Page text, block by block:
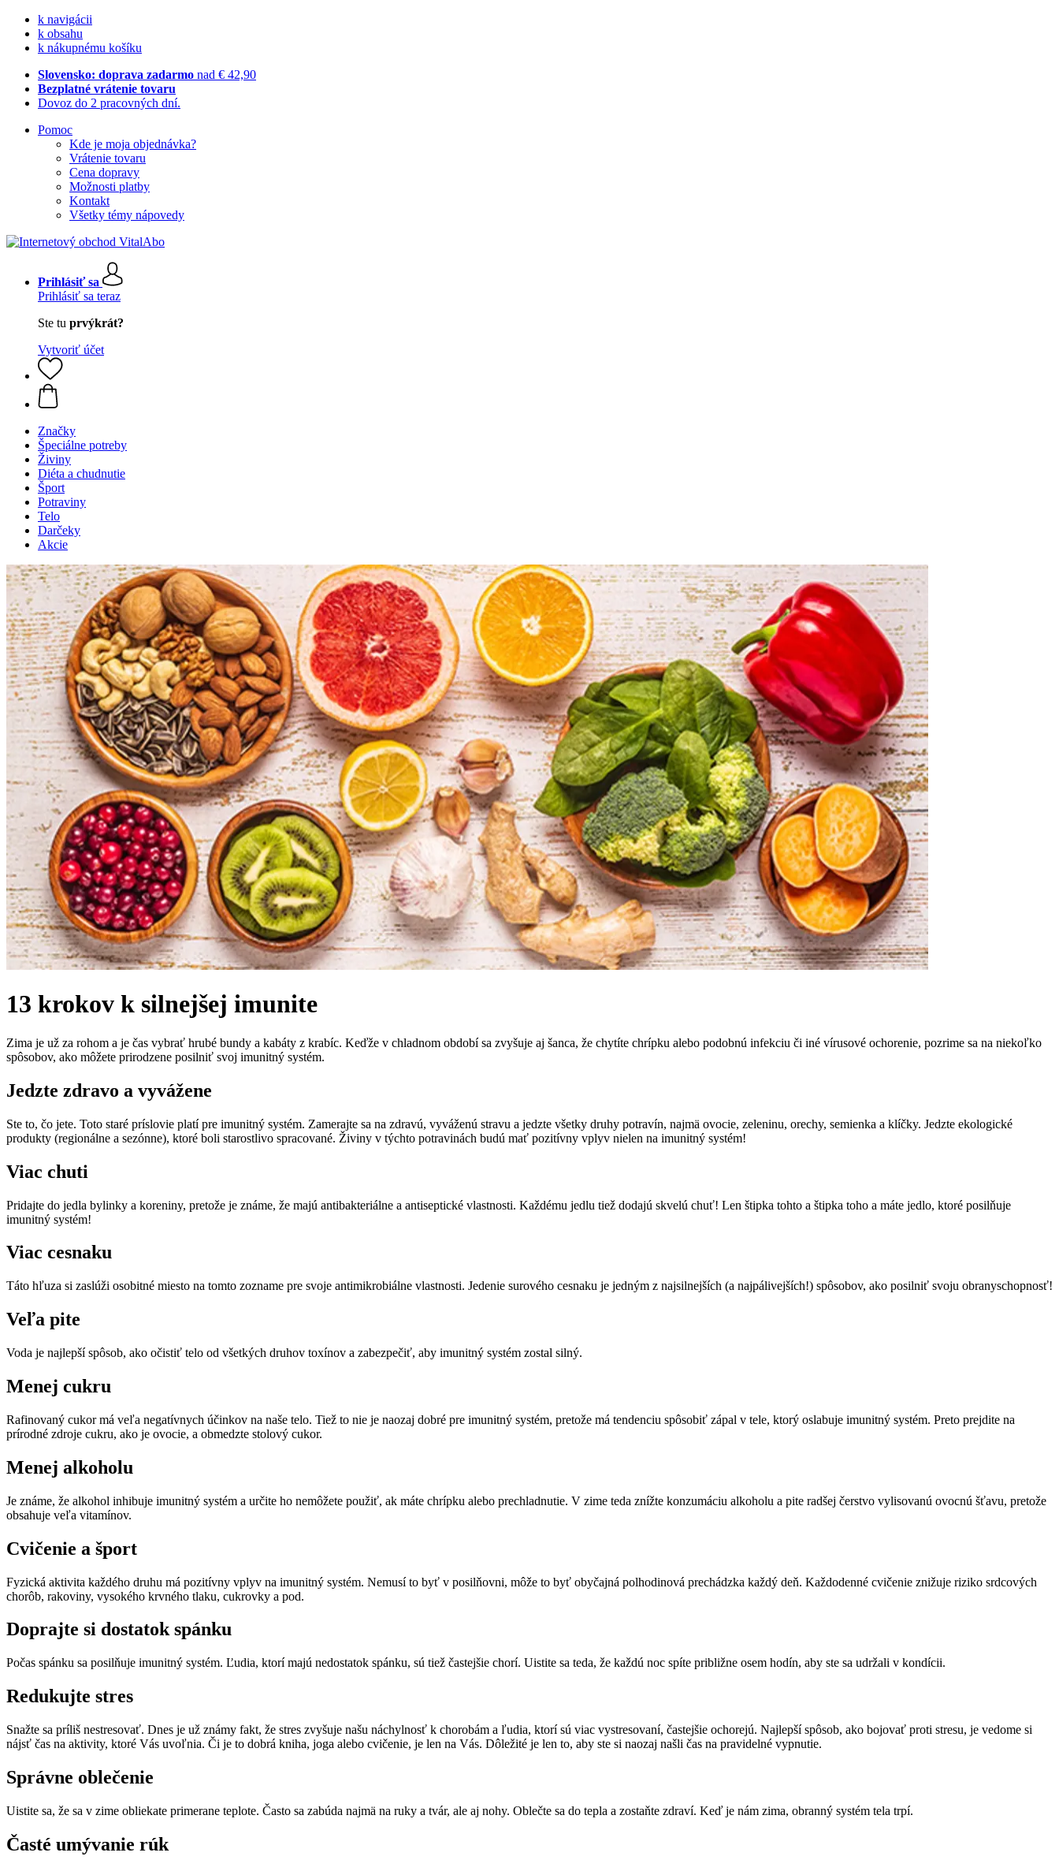
k navigácii
k obsahu
k nákupnému košíku
Slovensko: doprava zadarmo nad € 42,90
Bezplatné vrátenie tovaru
Dovoz do 2 pracovných dní.
Pomoc
Kde je moja objednávka?
Vrátenie tovaru
Cena dopravy
Možnosti platby
Kontakt
Všetky témy nápovedy
Prihlásiť sa
Prihlásiť sa teraz
Ste tu prvýkrát?
Vytvoriť účet
Značky
Špeciálne potreby
Živiny
Diéta a chudnutie
Šport
Potraviny
Telo
Darčeky
Akcie
13 krokov k silnejšej imunite
Zima je už za rohom a je čas vybrať hrubé bundy a kabáty z krabíc. Keďže v chladnom období sa zvyšuje aj šanca, že chytíte chrípku alebo podobnú infekciu či iné vírusové ochorenie, pozrime sa na niekoľko
spôsobov, ako môžete prirodzene posilniť svoj imunitný systém.
Jedzte zdravo a vyvážene
Ste to, čo jete. Toto staré príslovie platí pre imunitný systém. Zamerajte sa na zdravú, vyváženú stravu a jedzte všetky druhy potravín, najmä ovocie, zeleninu, orechy, semienka a klíčky. Jedzte ekologické
produkty (regionálne a sezónne), ktoré boli starostlivo spracované. Živiny v týchto potravinách budú mať pozitívny vplyv nielen na imunitný systém!
Viac chuti
Pridajte do jedla bylinky a koreniny, pretože je známe, že majú antibakteriálne a antiseptické vlastnosti. Každému jedlu tiež dodajú skvelú chuť! Len štipka tohto a štipka toho a máte jedlo, ktoré posilňuje
imunitný systém!
Viac cesnaku
Táto hľuza si zaslúži osobitné miesto na tomto zozname pre svoje antimikrobiálne vlastnosti. Jedenie surového cesnaku je jedným z najsilnejších (a najpálivejších!) spôsobov, ako posilniť svoju obranyschopnosť!
Veľa pite
Voda je najlepší spôsob, ako očistiť telo od všetkých druhov toxínov a zabezpečiť, aby imunitný systém zostal silný.
Menej cukru
Rafinovaný cukor má veľa negatívnych účinkov na naše telo. Tiež to nie je naozaj dobré pre imunitný systém, pretože má tendenciu spôsobiť zápal v tele, ktorý oslabuje imunitný systém. Preto prejdite na
prírodné zdroje cukru, ako je ovocie, a obmedzte stolový cukor.
Menej alkoholu
Je známe, že alkohol inhibuje imunitný systém a určite ho nemôžete použiť, ak máte chrípku alebo prechladnutie. V zime teda znížte konzumáciu alkoholu a pite radšej čerstvo vylisovanú ovocnú šťavu, pretože
obsahuje veľa vitamínov.
Cvičenie a šport
Fyzická aktivita každého druhu má pozitívny vplyv na imunitný systém. Nemusí to byť v posilňovni, môže to byť obyčajná polhodinová prechádzka každý deň. Každodenné cvičenie znižuje riziko srdcových
chorôb, rakoviny, vysokého krvného tlaku, cukrovky a pod.
Doprajte si dostatok spánku
Počas spánku sa posilňuje imunitný systém. Ľudia, ktorí majú nedostatok spánku, sú tiež častejšie chorí. Uistite sa teda, že každú noc spíte približne osem hodín, aby ste sa udržali v kondícii.
Redukujte stres
Snažte sa príliš nestresovať. Dnes je už známy fakt, že stres zvyšuje našu náchylnosť k chorobám a ľudia, ktorí sú viac vystresovaní, častejšie ochorejú. Najlepší spôsob, ako bojovať proti stresu, je vedome si
nájsť čas na aktivity, ktoré Vás uvoľnia. Či je to dobrá kniha, joga alebo cvičenie, je len na Vás. Dôležité je len to, aby ste si naozaj našli čas na pravidelné vypnutie.
Správne oblečenie
Uistite sa, že sa v zime obliekate primerane teplote. Často sa zabúda najmä na ruky a tvár, ale aj nohy. Oblečte sa do tepla a zostaňte zdraví. Keď je nám zima, obranný systém tela trpí.
Časté umývanie rúk